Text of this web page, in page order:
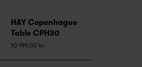
HAY Copenhague
Table CPH30
10 199,00 kr